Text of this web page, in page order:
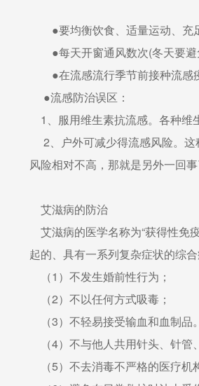
●要均衡饮食、适量运动、充
●每天开窗通风数次(冬天要避
●在流感流行季节前接种流感
●流感防治误区：
1、服用维生素抗流感。各种维
2、户外可减少得流感风险。这
风险相对不高，那就是另外一回
艾滋病的防治
艾滋病的医学名称为“获得性免
起的、具有一系列复杂症状的综
（1）不发生婚前性行为；
（2）不以任何方式吸毒；
（3）不轻易接受输血和血制品
（4）不与他人共用针头、针管
（5）不去消毒不严格的医疗机